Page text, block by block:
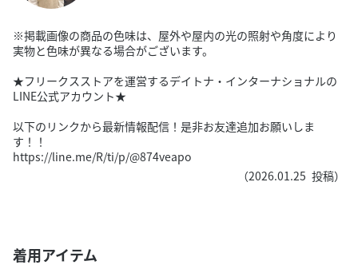
※掲載画像の商品の色味は、屋外や屋内の光の照射や角度により
実物と色味が異なる場合がございます。
★フリークスストアを運営するデイトナ・インターナショナルの
LINE公式アカウント★
以下のリンクから最新情報配信！是非お友達追加お願いしま
す！！
https://line.me/R/ti/p/@874veapo
（2026.01.25 投稿）
着用アイテム